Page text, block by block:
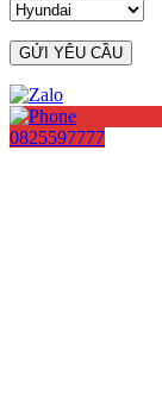
0825597777